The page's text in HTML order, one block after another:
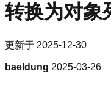
转换为对象
更新于 2025-12-30
baeldung 2025-03-26